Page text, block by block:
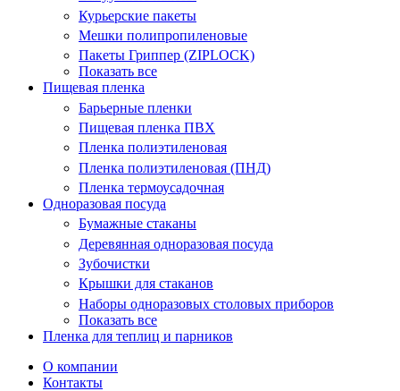
Курьерские пакеты
Мешки полипропиленовые
Пакеты Гриппер (ZIPLOCK)
Показать все
Пищевая пленка
Барьерные пленки
Пищевая пленка ПВХ
Пленка полиэтиленовая
Пленка полиэтиленовая (ПНД)
Пленка термоусадочная
Одноразовая посуда
Бумажные стаканы
Деревянная одноразовая посуда
Зубочистки
Крышки для стаканов
Наборы одноразовых столовых приборов
Показать все
Пленка для теплиц и парников
О компании
Контакты